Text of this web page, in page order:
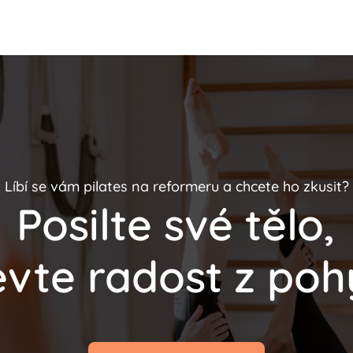
Líbí se vám pilates na reformeru a chcete ho zkusit?
Posilte své tělo,
radost z